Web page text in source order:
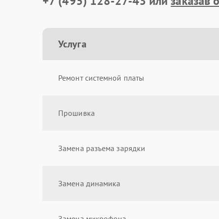
Услуга
Ремонт системной платы
Прошивка
Замена разъема зарядки
Замена динамика